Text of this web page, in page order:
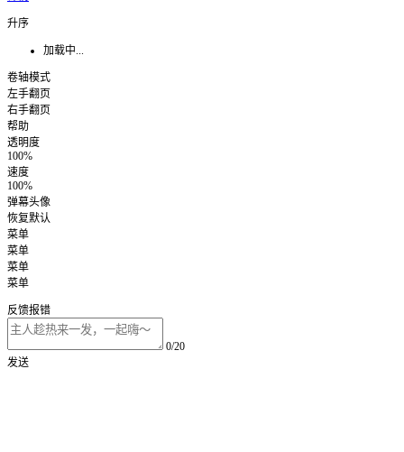
升序
加载中...
卷轴模式
左手翻页
右手翻页
帮助
透明度
100%
速度
100%
弹幕头像
恢复默认
菜单
菜单
菜单
菜单
反馈报错
0/20
发送